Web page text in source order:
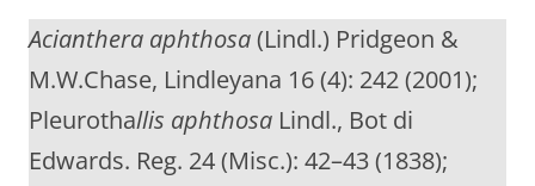
Acianthera aphthosa(Lindl.) Pridgeon &
M.W.Chase, Lindleyana 16 (4): 242 (2001);
Pleurothallis aphthosa Lindl., Bot di
Edwards. Reg. 24 (Misc.): 42–43 (1838);